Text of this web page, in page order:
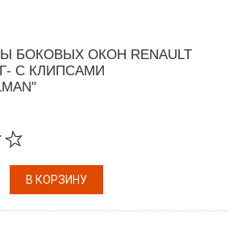
БОКОВЫХ ОКОН RENAULT
С КЛИПСАМИ